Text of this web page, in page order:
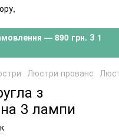
— 890 грн. З 1
Люстри прованс
з
3 лампи